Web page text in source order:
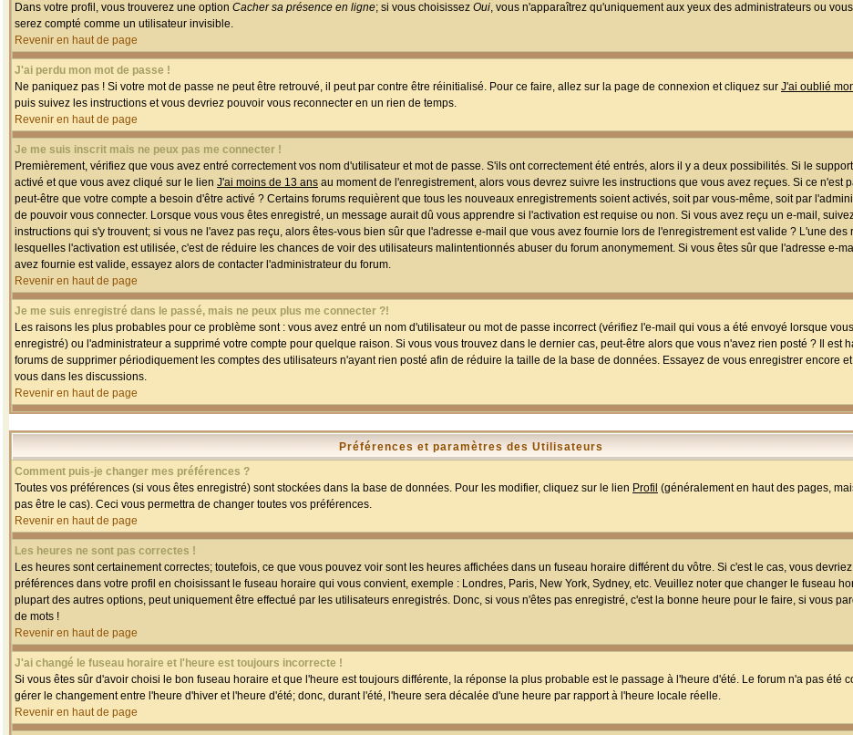
Dans votre profil, vous trouverez une option Cacher sa présence en ligne; si vous choisissez Oui, vous n'apparaîtrez qu'uniquement aux yeux des administrateurs ou
serez compté comme un utilisateur invisible.
Revenir en haut de page
J'ai perdu mon mot de passe !
Ne paniquez pas ! Si votre mot de passe ne peut être retrouvé, il peut par contre être réinitialisé. Pour ce faire, allez sur la page de connexion et cliquez sur J'ai oublié
puis suivez les instructions et vous devriez pouvoir vous reconnecter en un rien de temps.
Revenir en haut de page
Je me suis inscrit mais ne peux pas me connecter !
Premièrement, vérifiez que vous avez entré correctement vos nom d'utilisateur et mot de passe. S'ils ont correctement été entrés, alors il y a deux possibilités. Si le
activé et que vous avez cliqué sur le lien J'ai moins de 13 ans au moment de l'enregistrement, alors vous devrez suivre les instructions que vous avez reçues. Si ce n'est
peut-être que votre compte a besoin d'être activé ? Certains forums requièrent que tous les nouveaux enregistrements soient activés, soit par vous-même, soit par
de pouvoir vous connecter. Lorsque vous vous êtes enregistré, un message aurait dû vous apprendre si l'activation est requise ou non. Si vous avez reçu un e-mail,
instructions qui s'y trouvent; si vous ne l'avez pas reçu, alors êtes-vous bien sûr que l'adresse e-mail que vous avez fournie lors de l'enregistrement est valide ? L'une des
lesquelles l'activation est utilisée, c'est de réduire les chances de voir des utilisateurs malintentionnés abuser du forum anonymement. Si vous êtes sûr que l'adresse e-
avez fournie est valide, essayez alors de contacter l'administrateur du forum.
Revenir en haut de page
Je me suis enregistré dans le passé, mais ne peux plus me connecter ?!
Les raisons les plus probables pour ce problème sont : vous avez entré un nom d'utilisateur ou mot de passe incorrect (vérifiez l'e-mail qui vous a été envoyé lorsque
enregistré) ou l'administrateur a supprimé votre compte pour quelque raison. Si vous vous trouvez dans le dernier cas, peut-être alors que vous n'avez rien posté ? Il est
forums de supprimer périodiquement les comptes des utilisateurs n'ayant rien posté afin de réduire la taille de la base de données. Essayez de vous enregistrer encore
vous dans les discussions.
Revenir en haut de page
Préférences et paramètres des Utilisateurs
Comment puis-je changer mes préférences ?
Toutes vos préférences (si vous êtes enregistré) sont stockées dans la base de données. Pour les modifier, cliquez sur le lien Profil (généralement en haut des pages,
pas être le cas). Ceci vous permettra de changer toutes vos préférences.
Revenir en haut de page
Les heures ne sont pas correctes !
Les heures sont certainement correctes; toutefois, ce que vous pouvez voir sont les heures affichées dans un fuseau horaire différent du vôtre. Si c'est le cas, vous
préférences dans votre profil en choisissant le fuseau horaire qui vous convient, exemple : Londres, Paris, New York, Sydney, etc. Veuillez noter que changer le fuseau
plupart des autres options, peut uniquement être effectué par les utilisateurs enregistrés. Donc, si vous n'êtes pas enregistré, c'est la bonne heure pour le faire, si vous
de mots !
Revenir en haut de page
J'ai changé le fuseau horaire et l'heure est toujours incorrecte !
Si vous êtes sûr d'avoir choisi le bon fuseau horaire et que l'heure est toujours différente, la réponse la plus probable est le passage à l'heure d'été. Le forum n'a pas été
gérer le changement entre l'heure d'hiver et l'heure d'été; donc, durant l'été, l'heure sera décalée d'une heure par rapport à l'heure locale réelle.
Revenir en haut de page